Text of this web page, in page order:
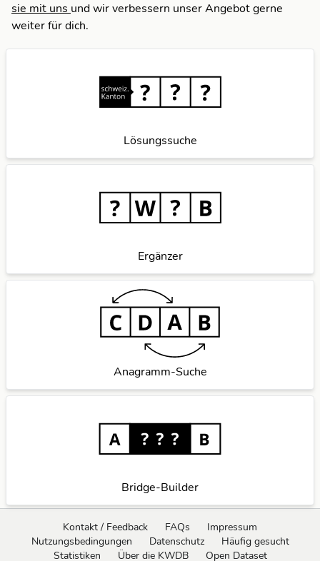
sie mit uns und wir verbessern unser Angebot gerne
weiter für dich.
Lösungssuche
Ergänzer
Anagramm-Suche
Bridge-Builder
Kontakt / Feedback FAQs
Impressum
Nutzungsbedingungen
Datenschutz
Häufig gesucht
Statistiken
Über die KWDB Open Dataset